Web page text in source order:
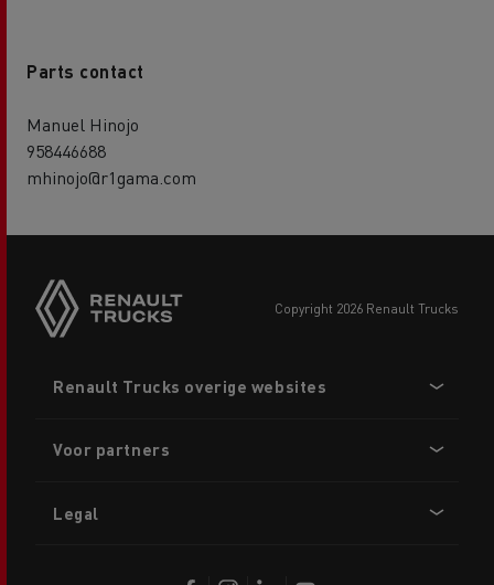
Parts contact
Manuel Hinojo
958446688
mhinojo@r1gama.com
copyright 2026 Renault Trucks
menu
Renault Trucks overige websites
Voor partners
Legal